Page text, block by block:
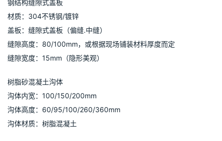
钢结构缝隙式盖板
材质：304不锈钢/镀锌
盖板：缝隙式盖板（偏缝.中缝）
缝隙高度：80/100mm，或根据现场铺装材料厚度而定
缝隙宽度：15mm（隐形美观）
树脂砂混凝土沟体
沟体内宽：100/150/200mm
沟体高度：60/95/100/260/360mm
沟体材质：树脂混凝土